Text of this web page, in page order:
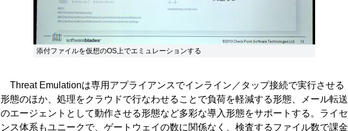
添付ファイルを仮想のOS上でエミュレーションする
Threat Emulationは専用アプライアンスでインライン／タップ接続で実行させる
形態のほか、処理をクラウドで行なわせることで負荷を軽減する形態、メール転送
のエージェントとして動作させる形態など多彩な導入形態をサポートする。ライセ
ンス体系もユニークで、ゲートウェイの数に関係なく、検査するファイル数で課金